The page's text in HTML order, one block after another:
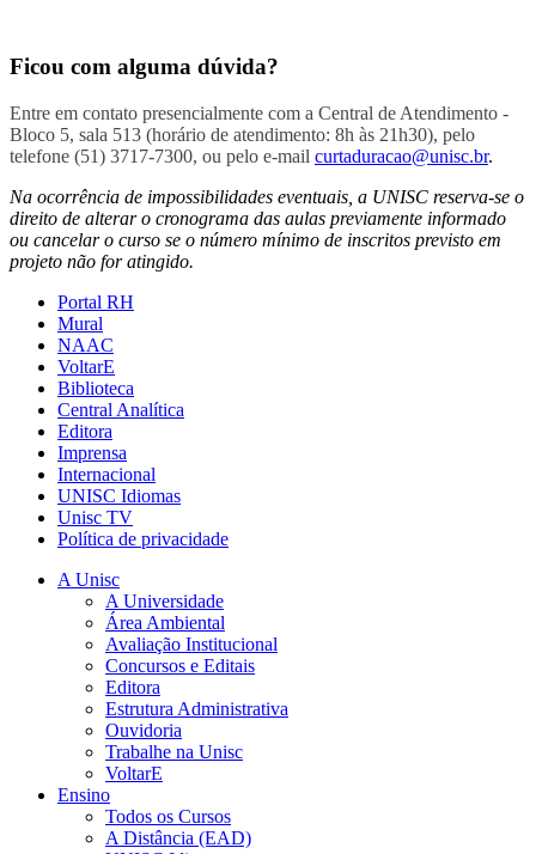
Ficou com alguma dúvida?
Entre em contato presencialmente com a Central de Atendimento -
Bloco 5, sala 513 (horário de atendimento: 8h às 21h30), pelo
telefone (51) 3717-7300, ou pelo e-mail curtaduracao@unisc.br.
Na ocorrência de impossibilidades eventuais, a UNISC reserva-se o
direito de alterar o cronograma das aulas previamente informado
ou cancelar o curso se o número mínimo de inscritos previsto em
projeto não for atingido.
Portal RH
Mural
NAAC
VoltarE
Biblioteca
Central Analítica
Editora
Imprensa
Internacional
UNISC Idiomas
Unisc TV
Política de privacidade
A Unisc
A Universidade
Área Ambiental
Avaliação Institucional
Concursos e Editais
Editora
Estrutura Administrativa
Ouvidoria
Trabalhe na Unisc
VoltarE
Ensino
Todos os Cursos
A Distância (EAD)